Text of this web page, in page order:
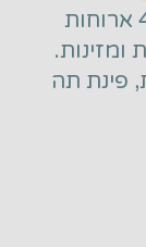
הריטריט כולל 4 ארוחות
ומזינות.
פינת תה